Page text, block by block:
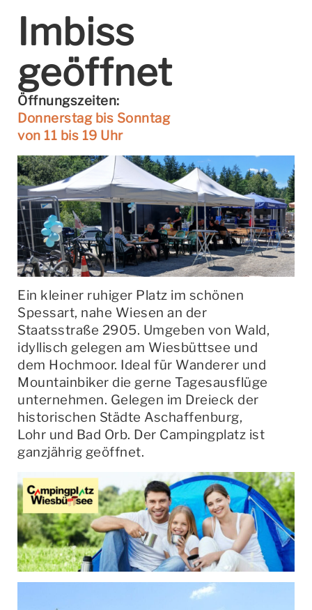
Imbiss
geöffnet
Öffnungszeiten:
Donnerstag bis Sonntag
von 11 bis 19 Uhr
Ein kleiner ruhiger Platz im schönen
Spessart, nahe Wiesen an der
Staatsstraße 2905. Umgeben von Wald,
idyllisch gelegen am Wiesbüttsee und
dem Hochmoor. Ideal für Wanderer und
Mountainbiker die gerne Tagesausflüge
unternehmen. Gelegen im Dreieck der
historischen Städte Aschaffenburg,
Lohr und Bad Orb. Der Campingplatz ist
ganzjährig geöffnet.